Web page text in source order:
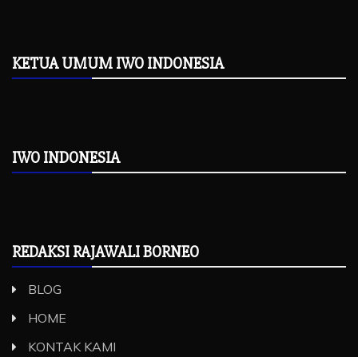
KETUA UMUM IWO INDONESIA
IWO INDONESIA
REDAKSI RAJAWALI BORNEO
BLOG
HOME
KONTAK KAMI